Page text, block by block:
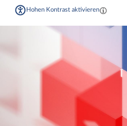
Hohen Kontrast aktivieren